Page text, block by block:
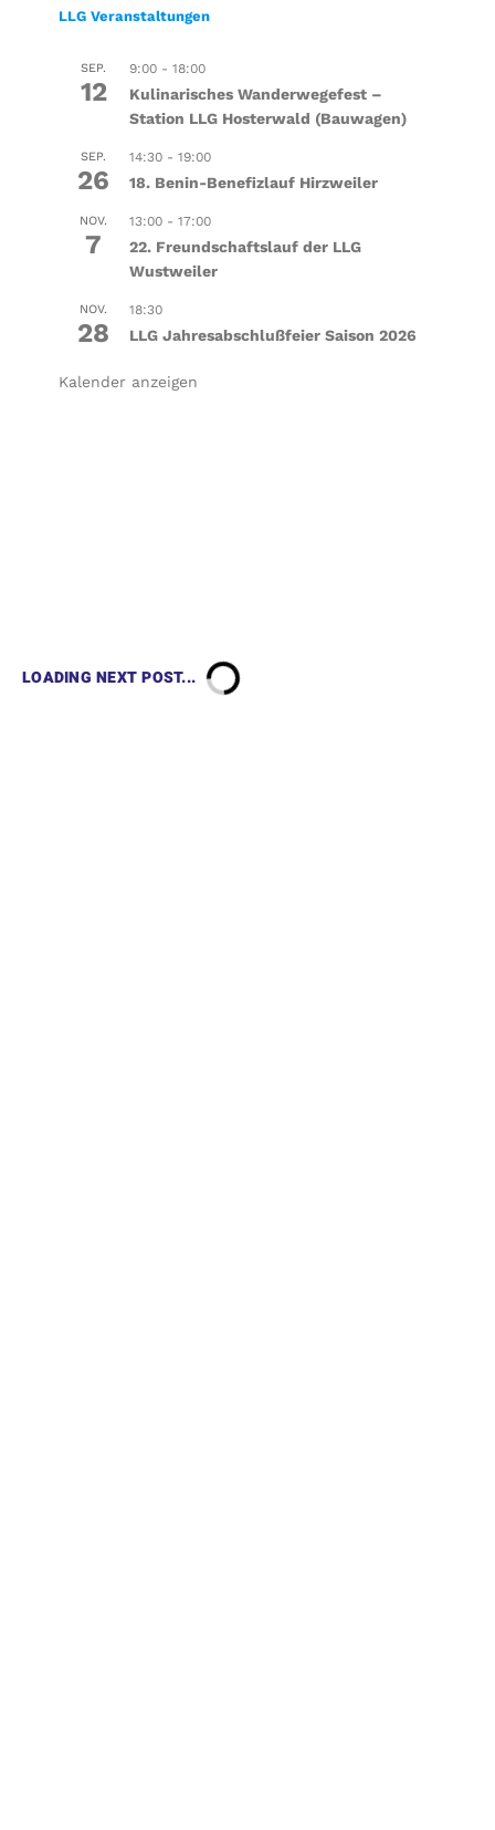
LLG Veranstaltungen
SEP.
12
9:00- 18:00
Kulinarisches Wanderwegefest –
Station LLG Hosterwald (Bauwagen)
SEP.
26
14:30- 19:00
18. Benin-Benefizlauf Hirzweiler
NOV.
7
13:00- 17:00
22. Freundschaftslauf der LLG
Wustweiler
NOV.
28
18:30
LLG Jahresabschlußfeier Saison 2026
Kalender anzeigen
LOADING NEXT POST...